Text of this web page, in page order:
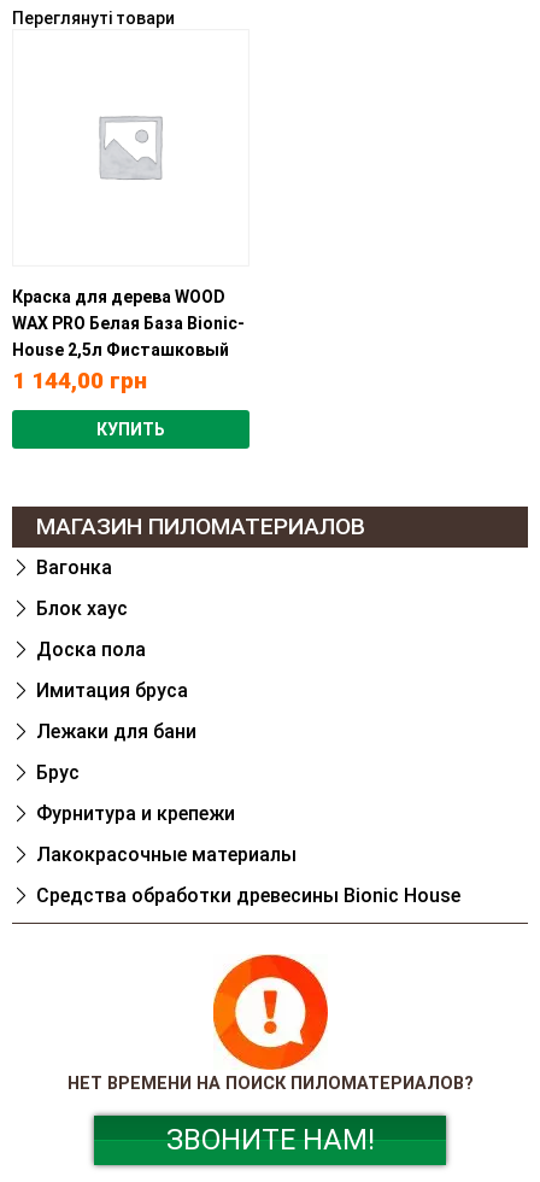
Переглянуті товари
Краска для дерева WOOD
WAX PRO Белая База Bionic-
House 2,5л Фисташковый
1 144,00 грн
КУПИТЬ
МАГАЗИН ПИЛОМАТЕРИАЛОВ
Вагонка
Блок хаус
Доска пола
Имитация бруса
Лежаки для бани
Брус
Фурнитура и крепежи
Лакокрасочные материалы
Cредства обработки древесины Bionic House
НЕТ ВРЕМЕНИ НА ПОИСК ПИЛОМАТЕРИАЛОВ?
ЗВОНИТЕ НАМ!